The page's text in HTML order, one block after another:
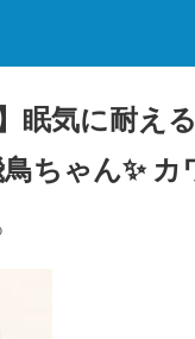
眠気に耐え
ちゃん✨ カ